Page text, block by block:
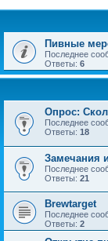
Пивные
Последнее
Ответы: 6
Опрос:
Последнее
Ответы: 18
Замечания
Последнее
Ответы: 21
Brewtarget
Последнее
Ответы: 2